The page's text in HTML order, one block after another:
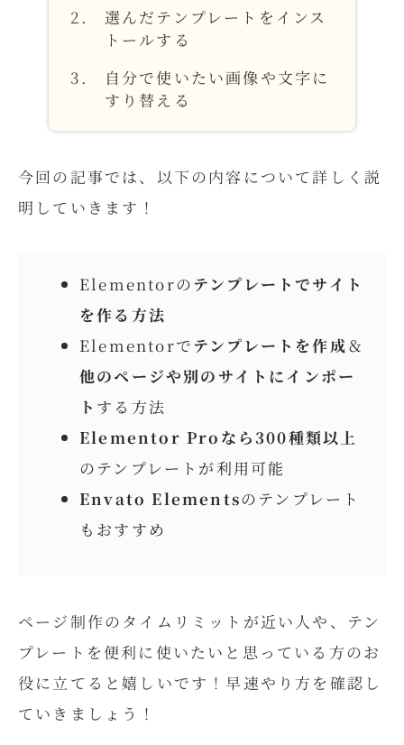
選んだテンプレートをインス
トールする
自分で使いたい画像や文字に
すり替える
今回の記事では、以下の内容について詳しく説
明していきます！
Elementorの テンプレートでサイト
を作る方法
Elementorで テンプレートを作成＆
他のページや別のサイトにインポー
ト する方法
Elementor Proなら300種類以上
のテンプレートが利用可能
Envato Elementsのテンプレート
もおすすめ
ページ制作のタイムリミットが近い人や、テン
プレートを便利に使いたいと思っている方のお
役に立てると嬉しいです！早速やり方を確認し
ていきましょう！